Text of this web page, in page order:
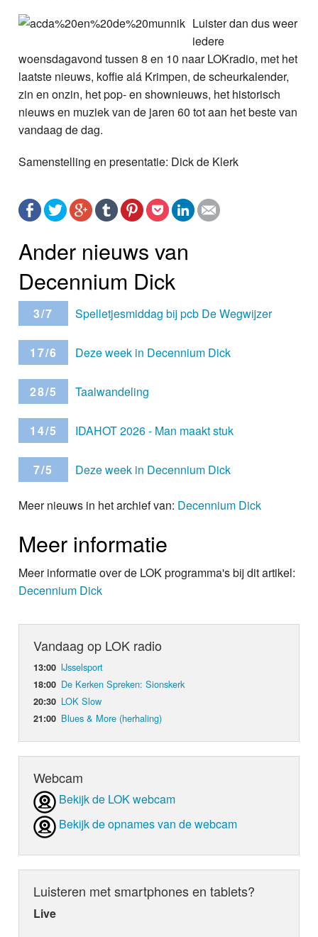
Luister dan dus weer
iedere
woensdagavond tussen 8 en 10 naar LOKradio, met het
laatste nieuws, koffie alá Krimpen, de scheurkalender,
zin en onzin, het pop- en shownieuws, het historisch
nieuws en muziek van de jaren 60 tot aan het beste van
vandaag de dag.
Samenstelling en presentatie: Dick de Klerk
Ander nieuws van
Decennium Dick
3/7 Spelletjesmiddag bij pcb De Wegwijzer
17/6 Deze week in Decennium Dick
28/5 Taalwandeling
14/5 IDAHOT 2026 - Man maakt stuk
7/5 Deze week in Decennium Dick
Meer nieuws in het archief van: Decennium Dick
Meer informatie
Meer informatie over de LOK programma's bij dit artikel:
Decennium Dick
Vandaag op LOK radio
13:00 IJsselsport
18:00 De Kerken Spreken: Sionskerk
20:30 LOK Slow
21:00 Blues & More (herhaling)
Webcam
Bekijk de LOK webcam
Bekijk de opnames van de webcam
Luisteren met smartphones en tablets?
Live